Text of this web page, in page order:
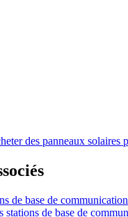
des panneaux solaires
de base de communication
stations de base de